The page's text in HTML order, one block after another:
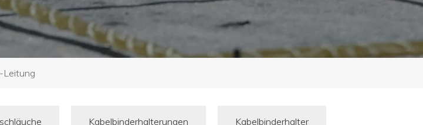
Leitung
Kabelbinderhalterungen Kabelbinderhalter